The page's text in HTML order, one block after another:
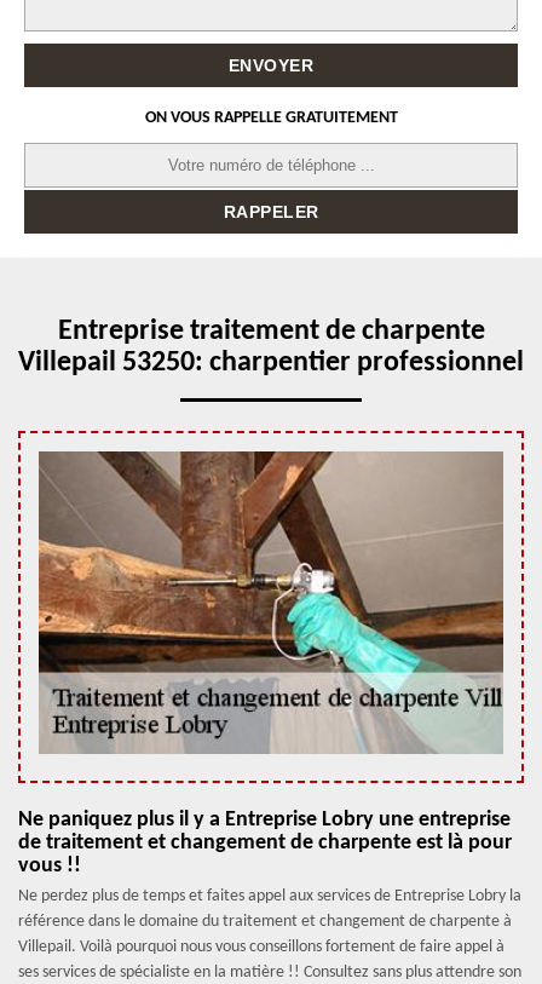
ON VOUS RAPPELLE GRATUITEMENT
Entreprise traitement de charpente
Villepail 53250: charpentier professionnel
Ne paniquez plus il y a Entreprise Lobry une entreprise
de traitement et changement de charpente est là pour
vous !!
Ne perdez plus de temps et faites appel aux services de Entreprise Lobry la
référence dans le domaine du traitement et changement de charpente à
Villepail. Voilà pourquoi nous vous conseillons fortement de faire appel à
ses services de spécialiste en la matière !! Consultez sans plus attendre son